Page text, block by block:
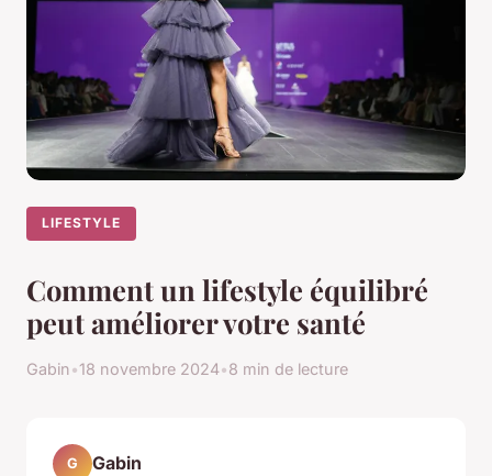
LIFESTYLE
Comment un lifestyle équilibré
peut améliorer votre santé
Gabin•18 novembre 2024•8 min de lecture
G Gabin